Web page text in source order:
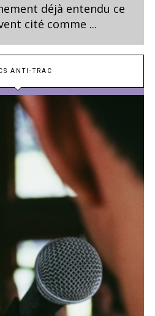
déjà entendu ce
cité comme ...
ANTI-TRAC